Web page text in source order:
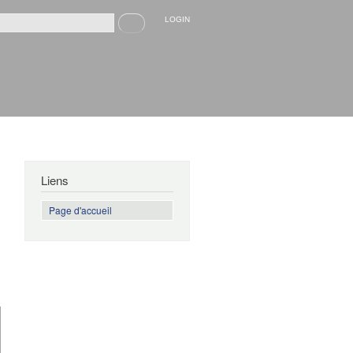
de recherche
Recherche LOGIN
Liens
Page d'accueil